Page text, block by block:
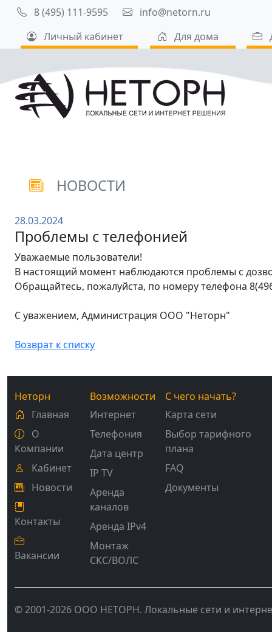
8 (495) 111-9595
info@netorn.ru
Личный кабинет
Для дома
НОВОСТИ
28.03.2024
Проблемы с телефонией
Уважаемые пользователи!
В настоящий момент наблюдаются проблемы с
Обращайтесь, пожалуйста, по номеру телефона
С уважением, Администрация ООО "Неторн"
Возврат к списку
Неторн
Главная
О
Компании
Кабинет
Новости
Контакты
Вакансии
Возможности
Интернет
Телефония
Дата центр
IP TV
Аренда
каналов
Аренда IPv4
Монтаж
СКС/ВОЛС
С чего начать?
Карта сети
Выбор тарифного
плана
FAQ
Документы
© 2001-2026 ООО НЕТОРН. Локальные сети и